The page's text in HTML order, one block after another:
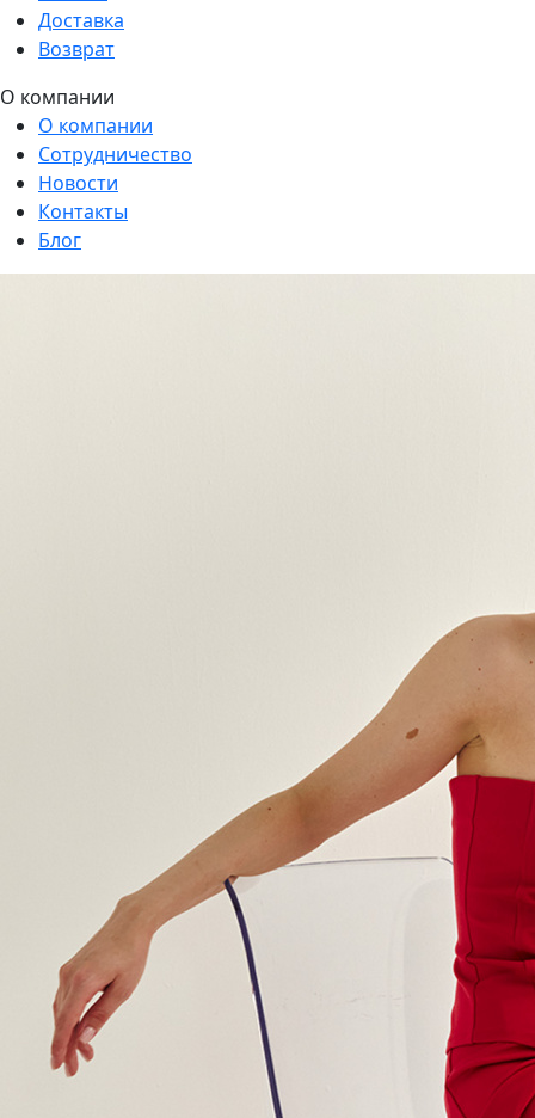
Доставка
Возврат
О компании
О компании
Сотрудничество
Новости
Контакты
Блог